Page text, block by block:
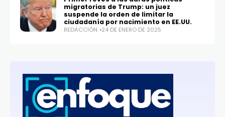
migratorias de Trump: un juez
suspende la orden de limitar la
ciudadanía por nacimiento en EE.UU.
REDACCIÓN 24 DE ENERO DE 2025